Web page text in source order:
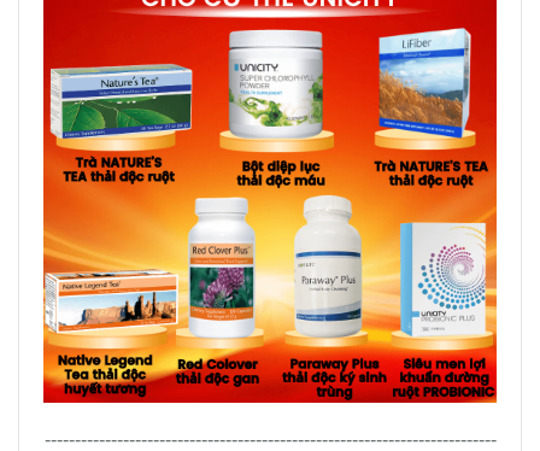
---------------------------------------------------------------------------